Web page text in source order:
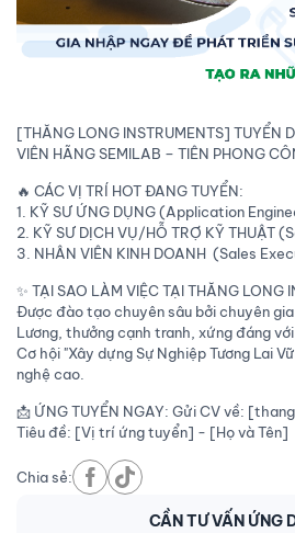
[THĂNG LONG INSTRUMENTS] TUYỂN
VIÊN HÃNG SEMILAB – TIÊN PHONG
🔥 CÁC VỊ TRÍ HOT ĐANG TUYỂN:
1. KỸ SƯ ỨNG DỤNG (Application
2. KỸ SƯ DỊCH VỤ/HỖ TRỢ KỸ THUẬT
3. NHÂN VIÊN KINH DOANH (Sales
✨ TẠI SAO LÀM VIỆC TẠI THĂNG LONG
Được đào tạo chuyên sâu bởi chuyên gia
Lương, thưởng cạnh tranh, xứng đáng với
Cơ hội "Xây dựng Sự Nghiệp Tương Lai
nghệ cao.
📩 ỨNG TUYỂN NGAY: Gửi CV về:
Tiêu đề: [Vị trí ứng tuyển] - [Họ và Tên]
Chia sẻ:
CẦN TƯ VẤN ỨNG